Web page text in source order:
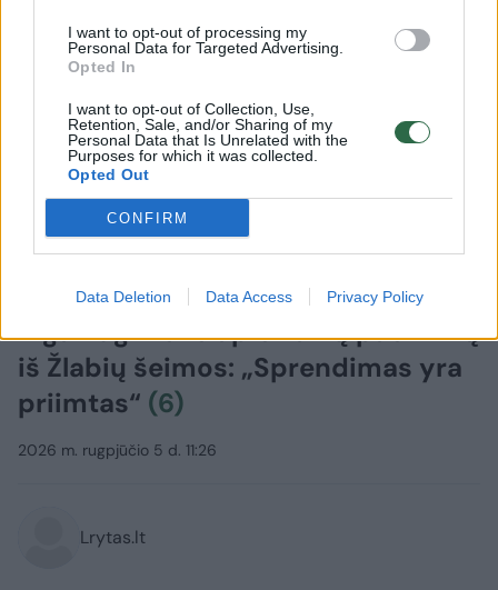
I want to opt-out of processing my
Personal Data for Targeted Advertising.
Opted In
I want to opt-out of Collection, Use,
Retention, Sale, and/or Sharing of my
Personal Data that Is Unrelated with the
Purposes for which it was collected.
Opted Out
CONFIRM
Data Deletion Data Access Privacy Policy
Gyvenimo būdas Šeima
Inga Ruginienė apie vaikų paėmimą
iš Žlabių šeimos: „Sprendimas yra
priimtas“ (6)
2026 m. rugpjūčio 5 d. 11:26
Lrytas.lt